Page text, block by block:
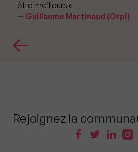
être meilleurs »
Guillaume Martinaud (Orpi)
Rejoignez la